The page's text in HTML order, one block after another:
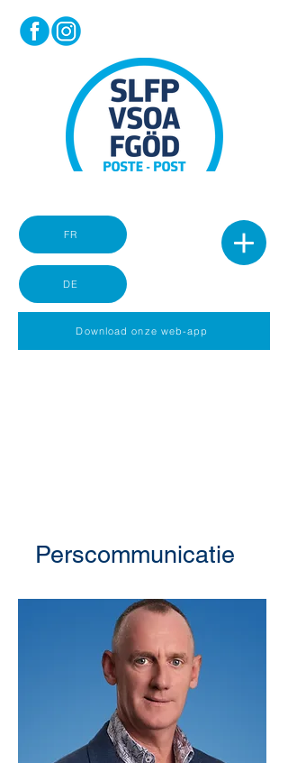
DE
FR
Download onze web-app
Perscommunicatie